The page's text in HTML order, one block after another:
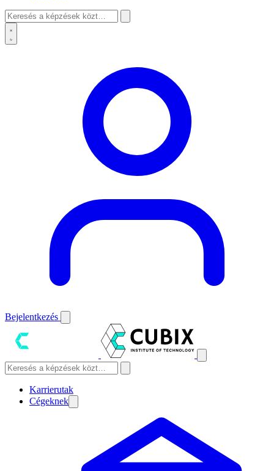
Bejelentkezés
Karrierutak
Cégeknek